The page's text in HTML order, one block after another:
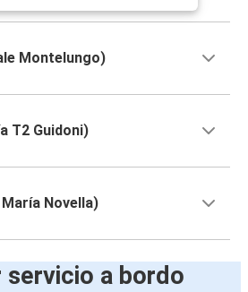
Montelungo)
T2 Guidoni)
Novella)
servicio a bordo